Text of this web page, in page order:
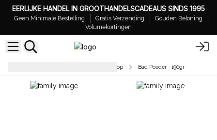
EERLIJKE HANDEL IN GROOTHANDELSCADEAUS SINDS 1995
Geen Minimale Bestelling Gratis Verzending
Gouden Beloning
Volumekortingen
Badbruisballen – Klaar voor Verkoop Bad Poeder - 190gr